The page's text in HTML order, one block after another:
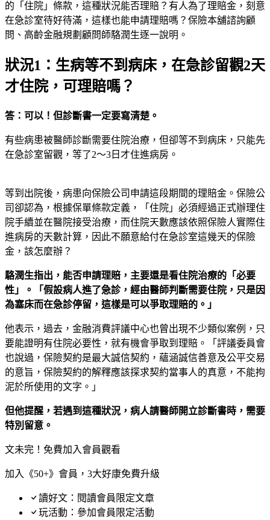
的「住院」條款，這種狀況能否理賠？有人為了理賠金，刻意
在急診室待好待滿，這樣也能申請理賠嗎？保險本舖諮詢顧
問、高齡金融規劃顧問師駱潤生逐一說明。
狀況1：生病等不到病床，在急診留觀2天
才住院，可理賠嗎？
答：可以！但診斷書一定要寫清楚。
有些病患被醫師診斷需要住院治療，但卻等不到病床，只能先
在急診室留觀，等了2～3日才住進病房。
等到出院後，病患向保險公司申請這段期間的理賠金。保險公
司卻認為，根據保單條款定義，「住院」必須經過正式辦理住
院手續並在醫院接受治療，而住院天數應該依照保險人實際住
進病房的天數計算，因此不願意給付在急診室這幾天的保險
金，該怎麼辦？
駱潤生指出，能否申請理賠，主要還是看住院治療的「必要
性」。「假設病人進了急診，經由醫師判斷需要住院，只是因
為塞床而在急診停留，這樣是可以爭取理賠的。」
他表示，過去，金融消費評議中心也曾出現不少類似案例，只
要能證明有住院必要性，就有機會爭取到理賠。「評議委員會
也說過，保險契約是最大誠信契約，蘊涵誠信善意及公平交易
的意旨，保險契約的解釋應該探求契約當事人的真意，不能拘
泥於所使用的文字。」
但他提醒，若遇到這種狀況，病人請醫師開立診斷書時，需要
特別留意。
文未完！免費加入會員觀看
加入《50+》會員，3大好康免費升級
讀好文：閱讀會員限定文章
玩活動：參加會員限定活動